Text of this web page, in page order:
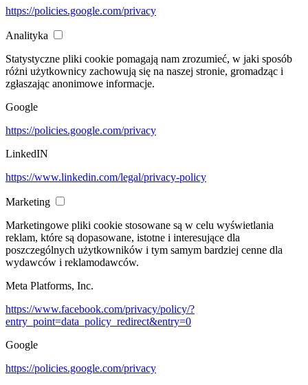
https://policies.google.com/privacy
Analityka
Statystyczne pliki cookie pomagają nam zrozumieć, w jaki sposób
różni użytkownicy zachowują się na naszej stronie, gromadząc i
zgłaszając anonimowe informacje.
Google
https://policies.google.com/privacy
LinkedIN
https://www.linkedin.com/legal/privacy-policy
Marketing
Marketingowe pliki cookie stosowane są w celu wyświetlania
reklam, które są dopasowane, istotne i interesujące dla
poszczególnych użytkowników i tym samym bardziej cenne dla
wydawców i reklamodawców.
Meta Platforms, Inc.
https://www.facebook.com/privacy/policy/?
entry_point=data_policy_redirect&entry=0
Google
https://policies.google.com/privacy